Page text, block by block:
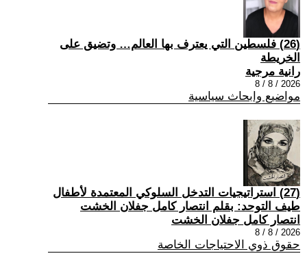
(26) فلسطين التي يعترف بها العالم… وتضيق على
الخريطة
رانية مرجية
2026 / 8 / 8
مواضيع وابحاث سياسية
(27) استراتيجيات التدخل السلوكي المعتمدة لأطفال
طيف التوحد: بقلم انتصار كامل جفلان الخشت
انتصار كامل جفلان الخشت
2026 / 8 / 8
حقوق ذوي الاحتياجات الخاصة